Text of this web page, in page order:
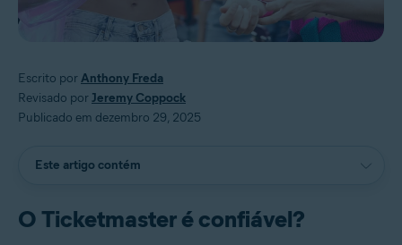
Escrito porAnthony Freda
Revisado porJeremy Coppock
Publicado em dezembro 29, 2025
Este artigo contém
O Ticketmaster é confiável?